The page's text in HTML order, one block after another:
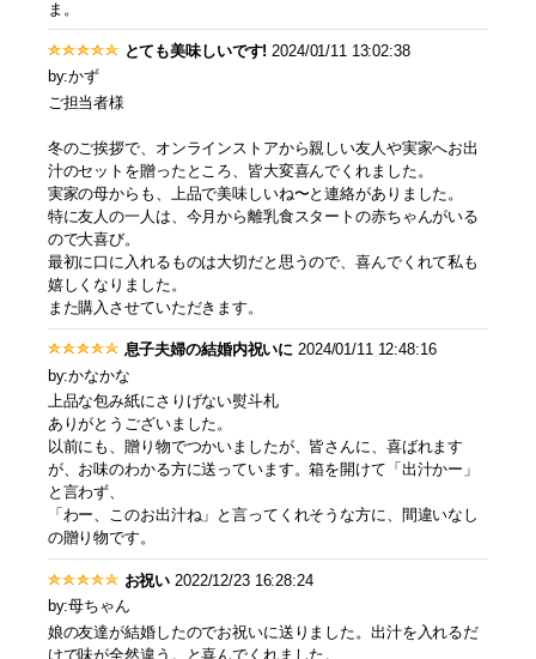
ま。
とても美味しいです! 2024/01/11 13:02:38
by:かず
ご担当者様
冬のご挨拶で、オンラインストアから親しい友人や実家へお出
汁のセットを贈ったところ、皆大変喜んでくれました。
実家の母からも、上品で美味しいね〜と連絡がありました。
特に友人の一人は、今月から離乳食スタートの赤ちゃんがいる
ので大喜び。
最初に口に入れるものは大切だと思うので、喜んでくれて私も
嬉しくなりました。
また購入させていただきます。
息子夫婦の結婚内祝いに 2024/01/11 12:48:16
by:かなかな
上品な包み紙にさりげない熨斗札
ありがとうございました。
以前にも、贈り物でつかいましたが、皆さんに、喜ばれます
が、お味のわかる方に送っています。箱を開けて「出汁かー」
と言わず、
「わー、このお出汁ね」と言ってくれそうな方に、間違いなし
の贈り物です。
お祝い 2022/12/23 16:28:24
by:母ちゃん
娘の友達が結婚したのでお祝いに送りました。出汁を入れるだ
けで味が全然違う。と喜んでくれました。